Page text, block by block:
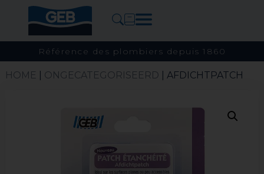
Référence des plombiers depuis 1860
HOME ONGECATEGORISEERD | AFDICHTPATCH